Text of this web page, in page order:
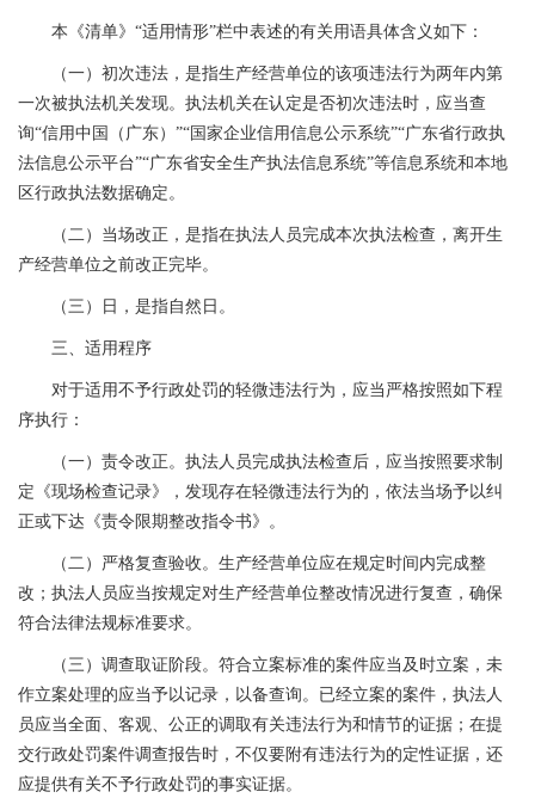
本《清单》“适用情形”栏中表述的有关用语具体含义如下：
（一）初次违法，是指生产经营单位的该项违法行为两年内第
一次被执法机关发现。执法机关在认定是否初次违法时，应当查
询“信用中国（广东）”“国家企业信用信息公示系统”“广东省行政执
法信息公示平台”“广东省安全生产执法信息系统”等信息系统和本地
区行政执法数据确定。
（二）当场改正，是指在执法人员完成本次执法检查，离开生
产经营单位之前改正完毕。
（三）日，是指自然日。
三、适用程序
对于适用不予行政处罚的轻微违法行为，应当严格按照如下程
序执行：
（一）责令改正。执法人员完成执法检查后，应当按照要求制
定《现场检查记录》，发现存在轻微违法行为的，依法当场予以纠
正或下达《责令限期整改指令书》。
（二）严格复查验收。生产经营单位应在规定时间内完成整
改；执法人员应当按规定对生产经营单位整改情况进行复查，确保
符合法律法规标准要求。
（三）调查取证阶段。符合立案标准的案件应当及时立案，未
作立案处理的应当予以记录，以备查询。已经立案的案件，执法人
员应当全面、客观、公正的调取有关违法行为和情节的证据；在提
交行政处罚案件调查报告时，不仅要附有违法行为的定性证据，还
应提供有关不予行政处罚的事实证据。